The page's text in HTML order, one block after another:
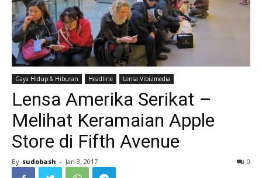
Gaya Hidup & Hiburan Headline Lensa Vibizmedia
Lensa Amerika Serikat –
Melihat Keramaian Apple
Store di Fifth Avenue
By sudobash - Jan 3, 2017 0